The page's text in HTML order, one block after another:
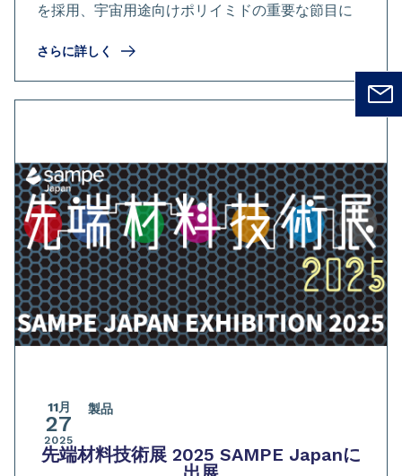
を採用、宇宙用途向けポリイミドの重要な節目に
さらに詳しく
11月
27
2025
製品
先端材料技術展 2025 SAMPE Japanに